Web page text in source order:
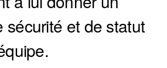
sécurité et de statut